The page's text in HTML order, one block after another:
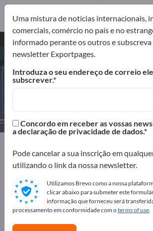
Serras de ar
encontre fabricantes e
fornecedores
2 2
Ferramentas pneumáticas
Serras de
Anuncie gratuitamente
Exportpages!
Necessidades – Ofertas – Produtos
comerciais >> comece aqui
Uma mistura de notícias internacionais,
comerciais, comércio no país e no
informado perante os outros e subscreva
newsletter Exportpages.
Introduza o seu endereço de correio
subscrever.
Concordo em receber as vossas
a declaração de privacidade de dados.
Pode cancelar a sua inscrição em
utilizando o link da nossa newsletter.
Utilizamos Brevo como a nossa
clicar abaixo para submeter este
informação que forneceu será
processamento em conformidade com oterms of use.